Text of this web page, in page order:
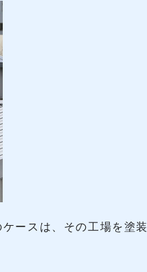
ースは、その工場を塗装